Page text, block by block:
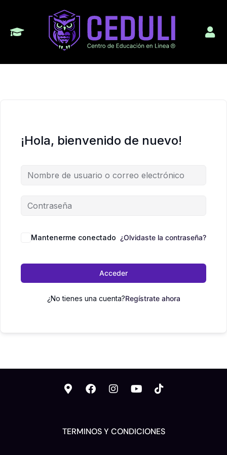
¡Hola, bienvenido de nuevo!
Mantenerme conectado ¿Olvidaste la contraseña?
Acceder
¿No tienes una cuenta?Regístrate ahora
TERMINOS Y CONDICIONES